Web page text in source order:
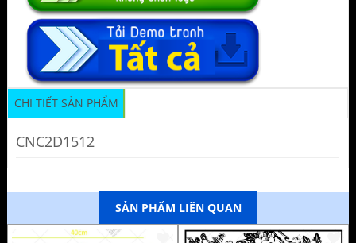
CHI TIẾT SẢN PHẨM
CNC2D1512
SẢN PHẨM LIÊN QUAN